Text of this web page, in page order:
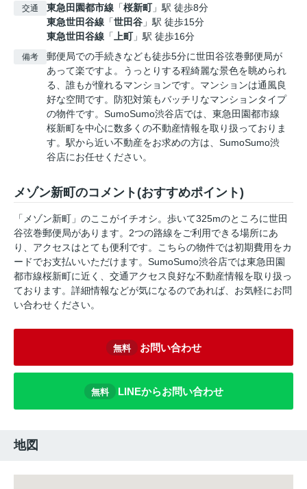
交通 東急田園都市線 「桜新町」駅 徒歩8分
東急世田谷線 「世田谷 」駅 徒歩15分
東急世田谷線 「 上町」駅 徒歩16分
備考
郵便局での手続きなども徒歩5分に世田谷弦巻郵便局が
あって楽ですよ。うっとりする程綺麗な景色を眺められ
る、誰もが憧れるマンションです。マンションは通風良
好な空間です。防犯対策もバッチリなマンションタイプ
の物件です。SumoSumo渋谷店では、東急田園都市線
桜新町を中心に数多くの不動産情報を取り扱っておりま
す。駅から近い不動産をお求めの方は、SumoSumo渋
谷店にお任せください。
メゾン新町のコメント(おすすめポイント)
「メゾン新町」のここがイチオシ。歩いて325mのところに世田
谷弦巻郵便局があります。2つの路線をご利用できる場所にあ
り、アクセスはとても便利です。こちらの物件では初期費用をカ
ードでお支払いいただけます。SumoSumo渋谷店では東急田園
都市線桜新町に近く、交通アクセス良好な不動産情報を取り扱っ
ております。詳細情報などが気になるのであれば、お気軽にお問
い合わせください。
無料 お問い合わせ
無料 LINEからお問い合わせ
地図